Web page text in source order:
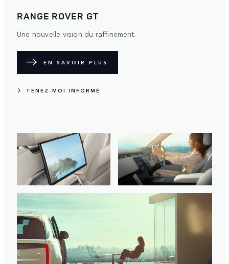
RANGE ROVER GT
Une nouvelle vision du raffinement.
EN SAVOIR PLUS
TENEZ-MOI INFORMÉ